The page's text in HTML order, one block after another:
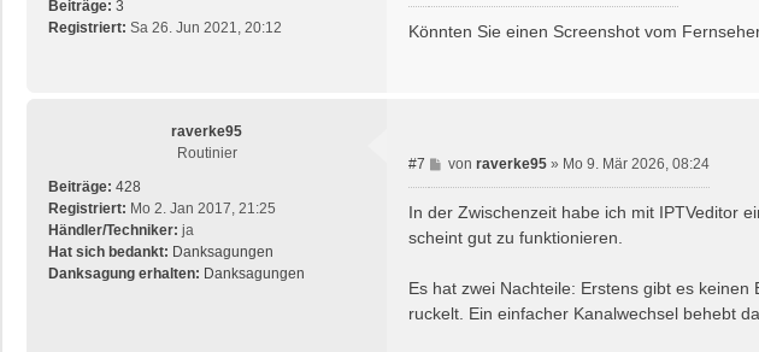
Beiträge: 3
Registriert: Sa 26. Jun 2021, 20:12
Könnten Sie einen Screenshot vom
raverke95
Routinier
Beiträge: 428
Registriert: Mo 2. Jan 2017, 21:25
Händler/Techniker: ja
Hat sich bedankt: Danksagungen
Danksagung erhalten: Danksagungen
#7
B
e
r
g
von raverke95» Mo 9. Mär 2026, 08:24
In der Zwischenzeit habe ich mit IPTVeditor
scheint gut zu funktionieren.
Es hat zwei Nachteile: Erstens gibt es
ruckelt. Ein einfacher Kanalwechsel behebt